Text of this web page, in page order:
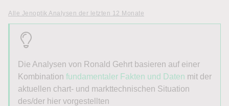
Alle Jenoptik Analysen der letzten 12 Monate
Die Analysen von Ronald Gehrt basieren auf einer
Kombination fundamentaler Fakten und Daten mit der
aktuellen chart- und markttechnischen Situation
des/der hier vorgestellten